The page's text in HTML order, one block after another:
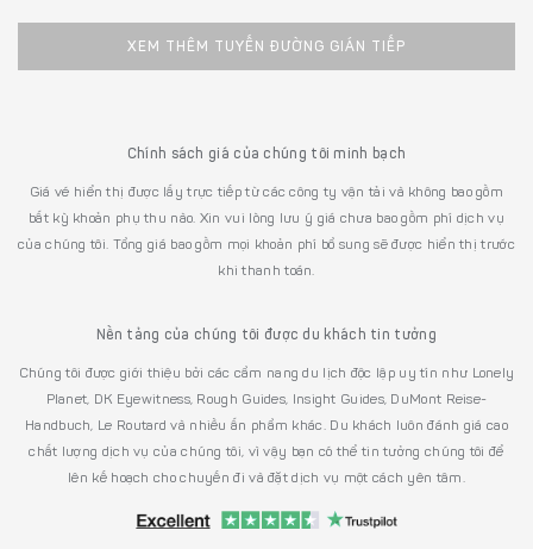
XEM THÊM TUYẾN ĐƯỜNG GIÁN TIẾP
Chính sách giá của chúng tôi minh bạch
Giá vé hiển thị được lấy trực tiếp từ các công ty vận tải và không bao gồm
bất kỳ khoản phụ thu nào. Xin vui lòng lưu ý giá chưa bao gồm phí dịch vụ
của chúng tôi. Tổng giá bao gồm mọi khoản phí bổ sung sẽ được hiển thị trước
khi thanh toán.
Nền tảng của chúng tôi được du khách tin tưởng
Chúng tôi được giới thiệu bởi các cẩm nang du lịch độc lập uy tín như Lonely
Planet, DK Eyewitness, Rough Guides, Insight Guides, DuMont Reise-
Handbuch, Le Routard và nhiều ấn phẩm khác. Du khách luôn đánh giá cao
chất lượng dịch vụ của chúng tôi, vì vậy bạn có thể tin tưởng chúng tôi để
lên kế hoạch cho chuyến đi và đặt dịch vụ một cách yên tâm.